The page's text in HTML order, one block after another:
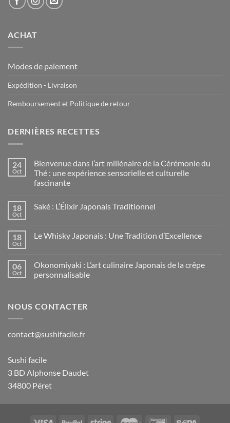
ACHAT
Modes de paiement
Expédition - Livraison
Remboursement et Politique de retour
DERNIÈRES RECETTES
24
Oct
Bienvenue dans l’art millénaire de la Cérémonie du
Thé : une expérience sensorielle et culturelle
fascinante
18
Oct
Saké : L’Élixir Japonais Traditionnel
18
Oct
Le Whisky Japonais : Une Tradition d’Excellence
06
Oct
Okonomiyaki : L’art culinaire Japonais de la crêpe
personnalisable
NOUS CONTACTER
contact@sushifacile.fr
Sushi facile
3 BD Alphonse Daudet
34800 Péret